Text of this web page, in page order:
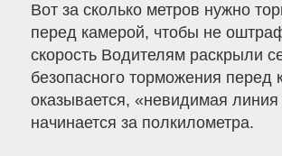
Вот за сколько метров нужно
перед камерой, чтобы не
скорость Водителям раскрыли
безопасного торможения перед
оказывается, «невидимая линия
начинается за полкилометра.